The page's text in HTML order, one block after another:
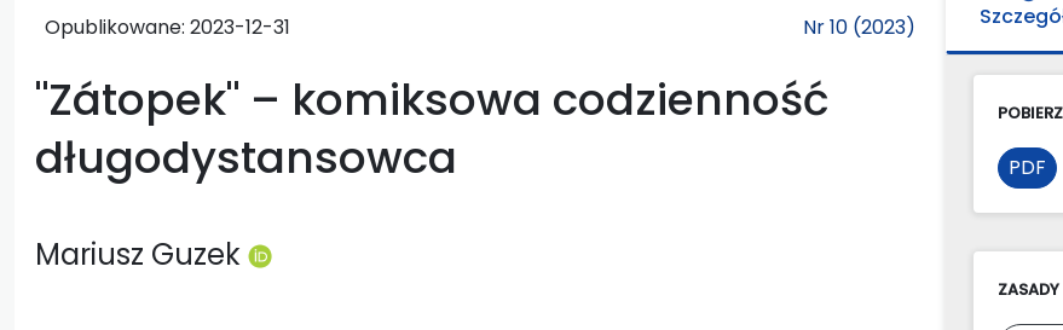
Opublikowane: 2023-12-31 Nr 10 (2023)
"Zátopek" – komiksowa codzienność
długodystansowca
Mariusz Guzek
PDF